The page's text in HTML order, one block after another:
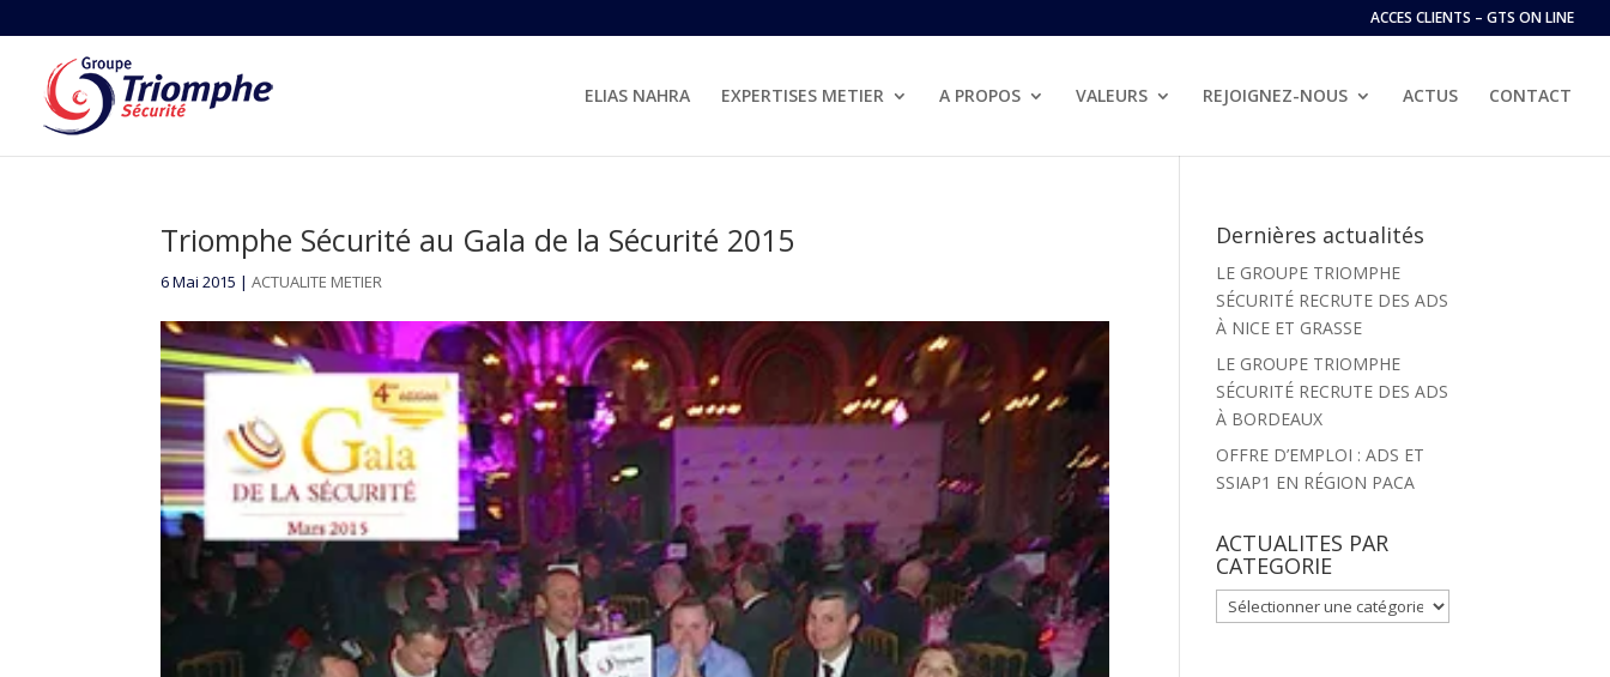
ACCES CLIENTS – GTS ON LINE
ELIAS NAHRA EXPERTISES METIER A PROPOS VALEURS REJOIGNEZ-NOUS ACTUS CONTACT
Triomphe Sécurité au Gala de la Sécurité 2015
6 Mai 2015 |ACTUALITE METIER
Dernières actualités
LE GROUPE TRIOMPHE
SÉCURITÉ RECRUTE DES ADS
À NICE ET GRASSE
LE GROUPE TRIOMPHE
SÉCURITÉ RECRUTE DES ADS
À BORDEAUX
OFFRE D’EMPLOI : ADS ET
SSIAP1 EN RÉGION PACA
ACTUALITES PAR
CATEGORIE
ACTUALITES
PAR